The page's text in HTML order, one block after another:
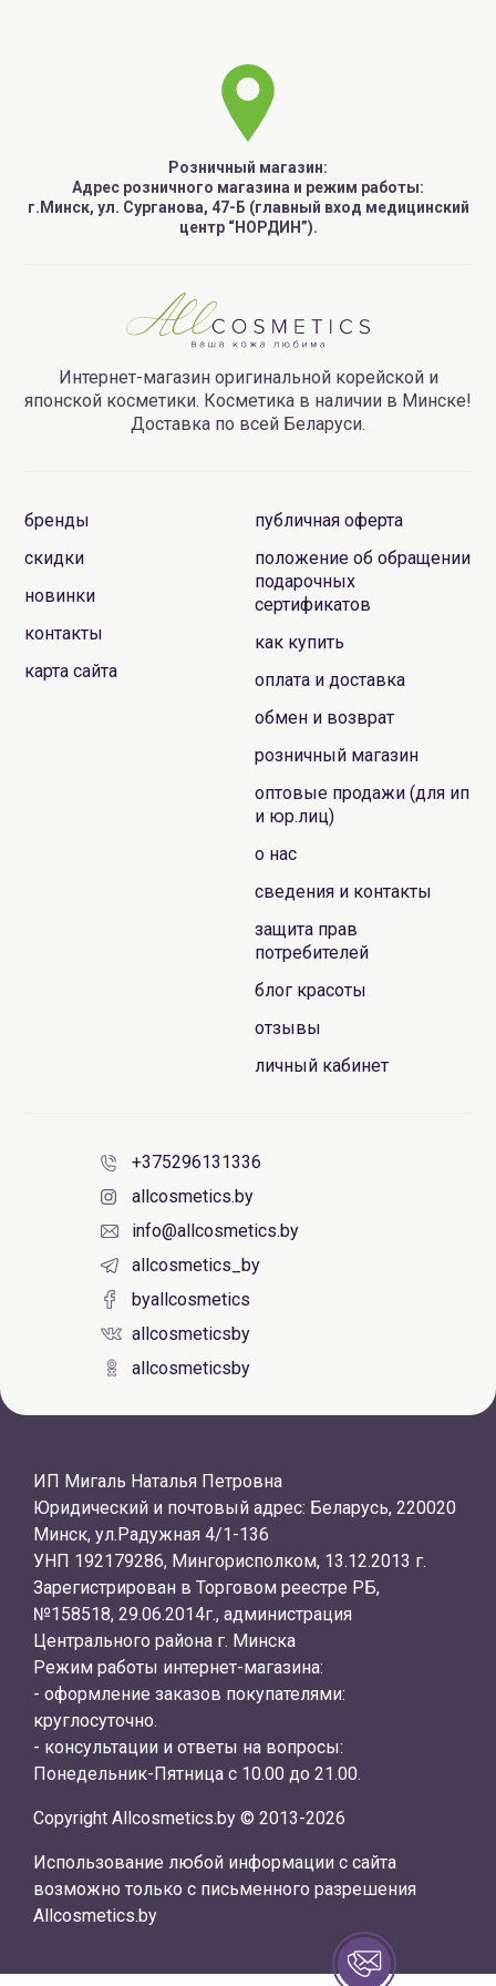
легкого скатывания. (пробник)
It'S SKIN Power 10 Formula Сыворотка для
увлажнения кожи, 2гр. (пробник)
It'S SKIN Power 10 Formula Сыворотка с
витамином С, для отбеливания кожи и сужения
пор, 2гр. (пробник).
Серия / Выпуск:Март 2018 *ограниченное
Розничный магазин:
Адрес розничного магазина и режим работы:
г.Минск, ул. Сурганова, 47-Б (главный вход медицинский
центр “НОРДИН”).
Интернет-магазин оригинальной корейской и
японской косметики. Косметика в наличии в Минске!
Доставка по всей Беларуси.
бренды
скидки
новинки
контакты
карта сайта
публичная оферта
положение об обращении
подарочных
сертификатов
как купить
оплата и доставка
обмен и возврат
розничный магазин
оптовые продажи (для ип
и юр.лиц)
о нас
сведения и контакты
защита прав
потребителей
блог красоты
отзывы
личный кабинет
+375296131336
allcosmetics.by
info@allcosmetics.by
allcosmetics_by
byallcosmetics
allcosmeticsby
allcosmeticsby
ИП Мигаль Наталья Петровна
Юридический и почтовый адрес: Беларусь, 220020
Минск, ул.Радужная 4/1-136
УНП 192179286, Мингорисполком, 13.12.2013 г.
Зарегистрирован в Торговом реестре РБ,
№158518, 29.06.2014г., администрация
Центрального района г. Минска
Режим работы интернет-магазина:
- оформление заказов покупателями:
круглосуточно.
- консультации и ответы на вопросы:
Понедельник-Пятница с 10.00 до 21.00.
Copyright Allcosmetics.by © 2013-2026
Использование любой информации с сайта
возможно только с письменного разрешения
Allcosmetics.by